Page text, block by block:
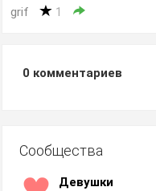
grif 1
0 комментариев
Сообщества
Девушки